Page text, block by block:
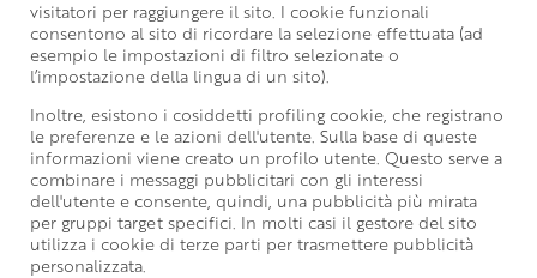
visitatori per raggiungere il sito. I cookie funzionali
consentono al sito di ricordare la selezione effettuata (ad
esempio le impostazioni di filtro selezionate o
l’impostazione della lingua di un sito).
Inoltre, esistono i cosiddetti profiling cookie, che registrano
le preferenze e le azioni dell'utente. Sulla base di queste
informazioni viene creato un profilo utente. Questo serve a
combinare i messaggi pubblicitari con gli interessi
dell'utente e consente, quindi, una pubblicità più mirata
per gruppi target specifici. In molti casi il gestore del sito
utilizza i cookie di terze parti per trasmettere pubblicità
personalizzata.